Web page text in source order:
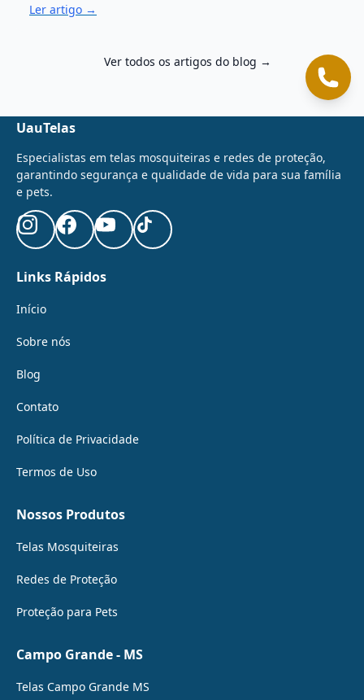
Ler artigo →
Ver todos os artigos do blog →
UauTelas
Especialistas em telas mosquiteiras e redes de proteção,
garantindo segurança e qualidade de vida para sua família
e pets.
Links Rápidos
Início
Sobre nós
Blog
Contato
Política de Privacidade
Termos de Uso
Nossos Produtos
Telas Mosquiteiras
Redes de Proteção
Proteção para Pets
Campo Grande - MS
Telas Campo Grande MS